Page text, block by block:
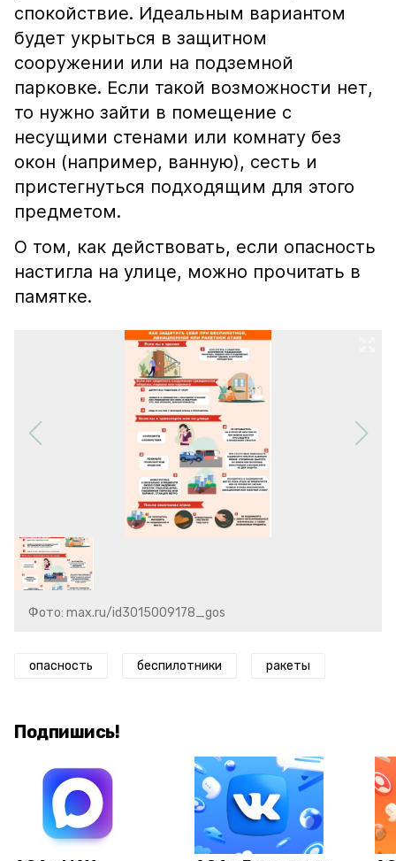
спокойствие. Идеальным вариантом
будет укрыться в защитном
сооружении или на подземной
парковке. Если такой возможности нет,
то нужно зайти в помещение с
несущими стенами или комнату без
окон (например, ванную), сесть и
пристегнуться подходящим для этого
предметом.
О том, как действовать, если опасность
настигла на улице, можно прочитать в
памятке.
Фото: max.ru/id3015009178_gos
опасность беспилотники ракеты
Подпишись!